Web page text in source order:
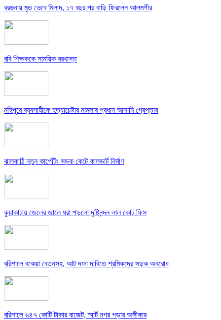
বরগুনায় মৃত ভেবে মিলাদ, ১৭ বছর পর বাড়ি ফিরলেন আলমগীর
ববি শিক্ষককে সাময়িক বরখাস্ত
মহিপুরে ব্যবসায়ীকে হত্যাচেষ্টার মামলার প্রধান আসামি গ্রেপ্তার
ঝালকাঠি নতুন কার্পেটিং সড়ক কেটে কালভার্ট নির্মাণ
কুয়াকাটায় জেলের জালে ধরা পড়লো দৃষ্টিনন্দন লাল কোট ফিস
বরিশালে বকেয়া বেতনসহ, আট দফা দাবিতে শ্রমিকদের সড়ক অবরোধ
বরিশালে ৬৪৭ কোটি টাকার বাজেট, স্মার্ট নগর গড়ার অঙ্গীকার